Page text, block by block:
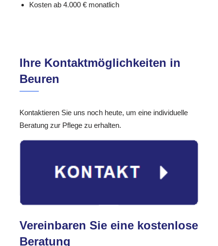
Kosten ab 4.000 € monatlich
Ihre Kontaktmöglichkeiten in
Beuren
Kontaktieren Sie uns noch heute, um eine individuelle
Beratung zur Pflege zu erhalten.
Vereinbaren Sie eine kostenlose
Beratung